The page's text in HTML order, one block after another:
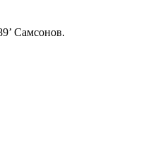
Самсонов.